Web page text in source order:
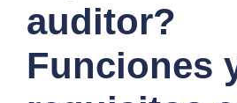
auditor?
Funciones